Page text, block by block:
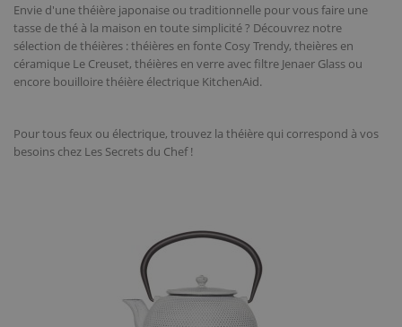
Envie d'une théière japonaise ou traditionnelle pour vous faire une
tasse de thé à la maison en toute simplicité ? Découvrez notre
sélection de théières : théières en fonte Cosy Trendy, theières en
céramique Le Creuset, théières en verre avec filtre Jenaer Glass ou
encore bouilloire théière électrique KitchenAid.
Pour tous feux ou électrique, trouvez la théière qui correspond à vos
besoins chez Les Secrets du Chef !